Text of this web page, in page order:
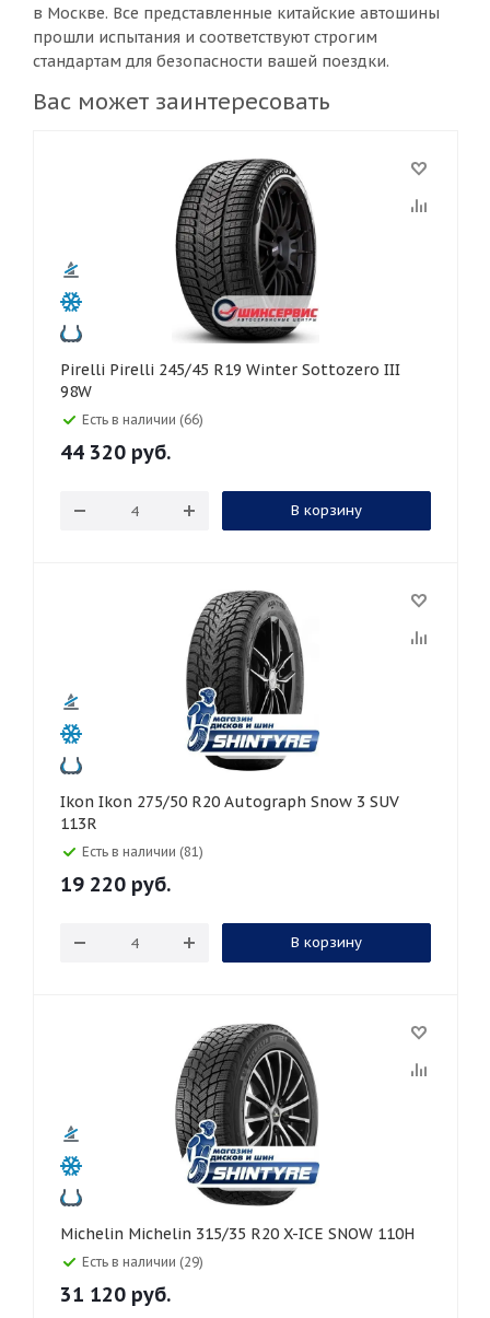
в Москве. Все представленные китайские автошины
прошли испытания и соответствуют строгим
стандартам для безопасности вашей поездки.
Вас может заинтересовать
Pirelli Pirelli 245/45 R19 Winter Sottozero III
98W
Есть в наличии (66)
44 320 руб.
В корзину
Ikon Ikon 275/50 R20 Autograph Snow 3 SUV
113R
Есть в наличии (81)
19 220 руб.
В корзину
Michelin Michelin 315/35 R20 X-ICE SNOW 110H
Есть в наличии (29)
31 120 руб.